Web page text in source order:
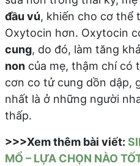
đầu vú, khiến cho cơ thể
Oxytocin hơn. Oxytocin
cung, do đó, làm tăng
noncủa mẹ, thậm chí có
cơn co tử cung dồn dập,
nhất là ở những người
thấp.
>>>Xem thêm bài viết:
MỔ – LỰA CHỌN NÀO